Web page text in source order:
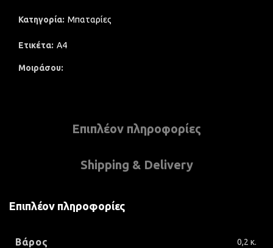
Κατηγορία: Μπαταρίες
Ετικέτα: A4
Μοιράσου
Επιπλέον πληροφορίες
Shipping & Delivery
Επιπλέον πληροφορίες
Βάρος 0,2 κ.